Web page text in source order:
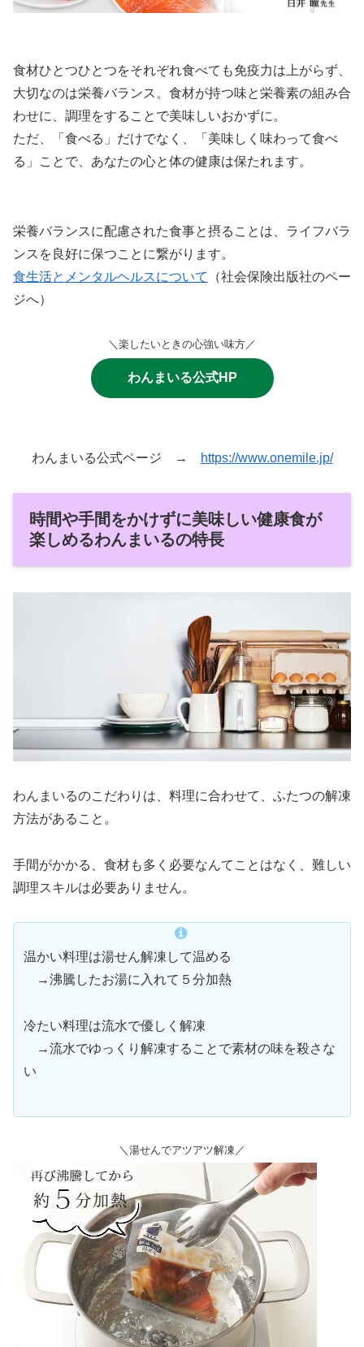
食材ひとつひとつをそれぞれ食べても免疫力は上がらず、
大切なのは栄養バランス。食材が持つ味と栄養素の組み合
わせに、調理をすることで美味しいおかずに。
ただ、「食べる」だけでなく、「美味しく味わって食べ
る」ことで、あなたの心と体の健康は保たれます。
栄養バランスに配慮された食事と摂ることは、ライフバラ
ンスを良好に保つことに繋がります。
食生活とメンタルヘルスについて
（社会保険出版社のペー
ジへ）
＼楽したいときの心強い味方／
わんまいる公式HP
わんまいる公式ページ → https://www.onemile.jp/
時間や手間をかけずに美味しい健康食が
楽しめるわんまいるの特長
わんまいるのこだわりは、料理に合わせて、ふたつの解凍
方法があること。
手間がかかる、食材も多く必要なんてことはなく、難しい
調理スキルは必要ありません。
温かい料理は湯せん解凍して温める
→沸騰したお湯に入れて５分加熱
冷たい料理は流水で優しく解凍
→流水でゆっくり解凍することで素材の味を殺さな
い
＼湯せんでアツアツ解凍／